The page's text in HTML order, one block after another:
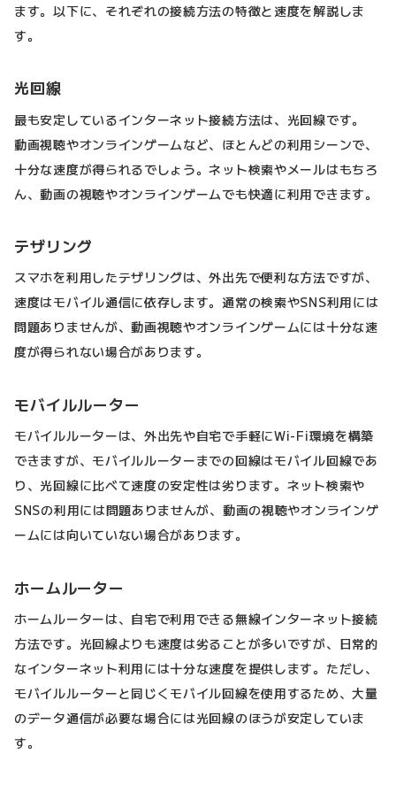
ます。以下に、それぞれの接続方法の特徴と速度を解説しま
す。
光回線
最も安定しているインターネット接続方法は、光回線です。
動画視聴やオンラインゲームなど、ほとんどの利用シーンで、
十分な速度が得られるでしょう。ネット検索やメールはもちろ
ん、動画の視聴やオンラインゲームでも快適に利用できます。
テザリング
スマホを利用したテザリングは、外出先で便利な方法ですが、
速度はモバイル通信に依存します。通常の検索やSNS利用には
問題ありませんが、動画視聴やオンラインゲームには十分な速
度が得られない場合があります。
モバイルルーター
モバイルルーターは、外出先や自宅で手軽にWi-Fi環境を構築
できますが、モバイルルーターまでの回線はモバイル回線であ
り、光回線に比べて速度の安定性は劣ります。ネット検索や
SNSの利用には問題ありませんが、動画の視聴やオンラインゲ
ームには向いていない場合があります。
ホームルーター
ホームルーターは、自宅で利用できる無線インターネット接続
方法です。光回線よりも速度は劣ることが多いですが、日常的
なインターネット利用には十分な速度を提供します。ただし、
モバイルルーターと同じくモバイル回線を使用するため、大量
のデータ通信が必要な場合には光回線のほうが安定していま
す。